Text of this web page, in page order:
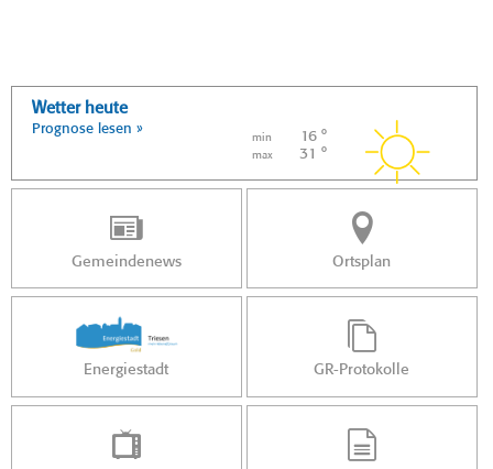
Wetter heute
Prognose lesen »
min 16 °
max 31 °
Gemeindenews Ortsplan
Energiestadt GR-Protokolle